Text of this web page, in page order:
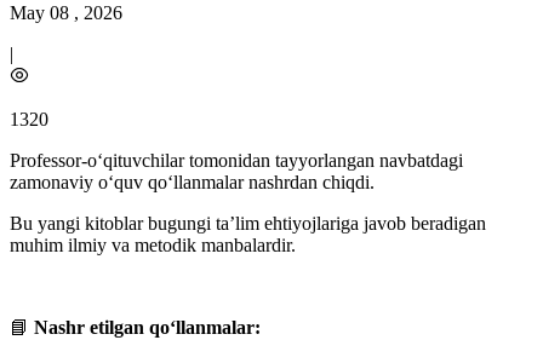
May 08 , 2026
|
1320
Professor-o‘qituvchilar tomonidan tayyorlangan navbatdagi
zamonaviy o‘quv qo‘llanmalar nashrdan chiqdi.
Bu yangi kitoblar bugungi ta’lim ehtiyojlariga javob beradigan
muhim ilmiy va metodik manbalardir.
📘 Nashr etilgan qo‘llanmalar: